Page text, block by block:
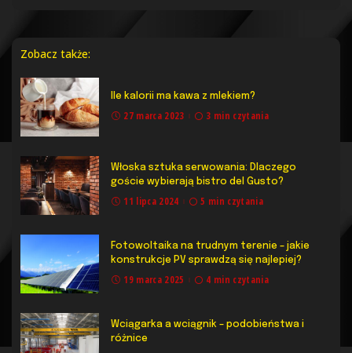
Zobacz także:
Ile kalorii ma kawa z mlekiem?
27 marca 2023 3 min czytania
Włoska sztuka serwowania: Dlaczego
goście wybierają bistro del Gusto?
11 lipca 2024 5 min czytania
Fotowoltaika na trudnym terenie – jakie
konstrukcje PV sprawdzą się najlepiej?
19 marca 2025 4 min czytania
Wciągarka a wciągnik – podobieństwa i
różnice